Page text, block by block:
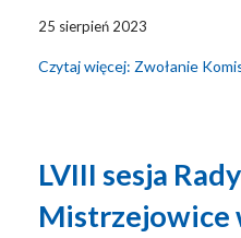
25 sierpień 2023
Czytaj więcej: Zwołanie
LVIII sesja
Mistrzejowice